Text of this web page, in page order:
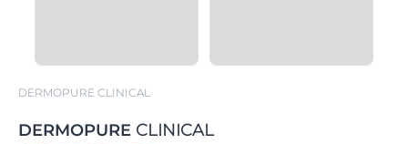
DERMOPURE CLINICAL
DERMOPURE CLINICAL